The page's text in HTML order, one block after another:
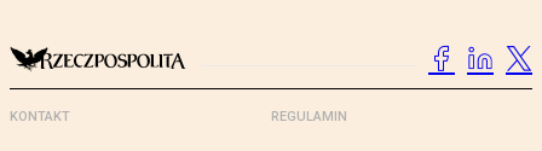
KONTAKT REGULAMIN